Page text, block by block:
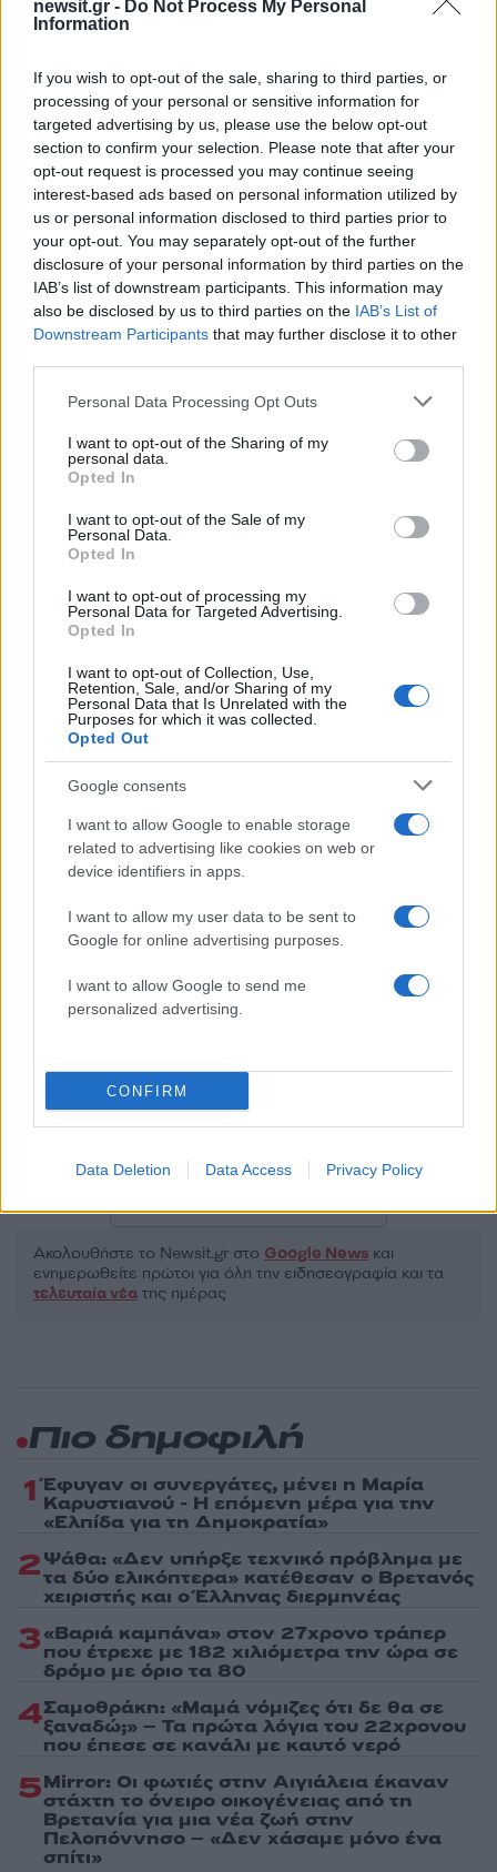
newsit.gr - Do Not Process My Personal
Information
If you wish to opt-out of the sale, sharing to third parties, or
processing of your personal or sensitive information for
targeted advertising by us, please use the below opt-out
section to confirm your selection. Please note that after your
opt-out request is processed you may continue seeing
interest-based ads based on personal information utilized by
us or personal information disclosed to third parties prior to
your opt-out. You may separately opt-out of the further
disclosure of your personal information by third parties on the
IAB’s list of downstream participants. This information may
also be disclosed by us to third parties on the IAB’s List of
Downstream Participants that may further disclose it to other
Please note that this website/app uses one or more Google
not limited to your visit or usage behaviour. You may click to
grant or deny consent to Google and its third-party tags to
use your data for below specified purposes in below Google
consent section.
Personal Data Processing Opt Outs
I want to opt-out of the Sharing of my
personal data.
Opted In
I want to opt-out of the Sale of my
Personal Data.
Opted In
I want to opt-out of processing my
Personal Data for Targeted Advertising.
Opted In
I want to opt-out of Collection, Use,
Retention, Sale, and/or Sharing of my
Personal Data that Is Unrelated with the
Purposes for which it was collected.
Opted Out
Google consents
I want to allow Google to enable storage
related to advertising like cookies on web or
device identifiers in apps.
I want to allow my user data to be sent to
Google for online advertising purposes.
I want to allow Google to send me
personalized advertising.
CONFIRM
Data Deletion Data Access Privacy Policy
Σχόλια
Σχολίασε εδώ
2000 /2000
Υποβολή σχολίου
Όροι Χρήσης. Το site προστατεύεται από reCAPTCHA, ισχύουν
Πολιτική Απορρήτου&Όροι Χρήσης
Κόσμος
Ακολουθήστε το Νewsit.gr στο Google News και
ενημερωθείτε πρώτοι για όλη την ειδησεογραφία και τα
τελευταία νέα της ημέρας
Αν τα χάσατε
Δολοφονία Βρετανίδας
στην Κυψέλη: Οι δύο
καταθέσεις «κλειδί» της
Αφγανού – Το στίγμα του
κινητού, η θεία από την
Ινδία και τα απειλητικά
Πρόσκρουση
SpaceX στη Σελήνη:
Πιο δημοφιλή
1 Έφυγαν οι συνεργάτες, μένει η Μαρία
Καρυστιανού - Η επόμενη μέρα για την
«Ελπίδα για τη Δημοκρατία»
2Ψάθα: «Δεν υπήρξε τεχνικό πρόβλημα με
τα δύο ελικόπτερα» κατέθεσαν ο Βρετανός
χειριστής και ο Έλληνας διερμηνέας
3«Βαριά καμπάνα» στον 27χρονο τράπερ
που έτρεχε με 182 χιλιόμετρα την ώρα σε
δρόμο με όριο τα 80
4Σαμοθράκη: «Μαμά νόμιζες ότι δε θα σε
ξαναδώ;» – Τα πρώτα λόγια του 22χρονου
που έπεσε σε κανάλι με καυτό νερό
5Mirror: Οι φωτιές στην Αιγιάλεια έκαναν
στάχτη το όνειρο οικογένειας από τη
Βρετανία για μια νέα ζωή στην
Πελοπόννησο – «Δεν χάσαμε μόνο ένα
σπίτι»